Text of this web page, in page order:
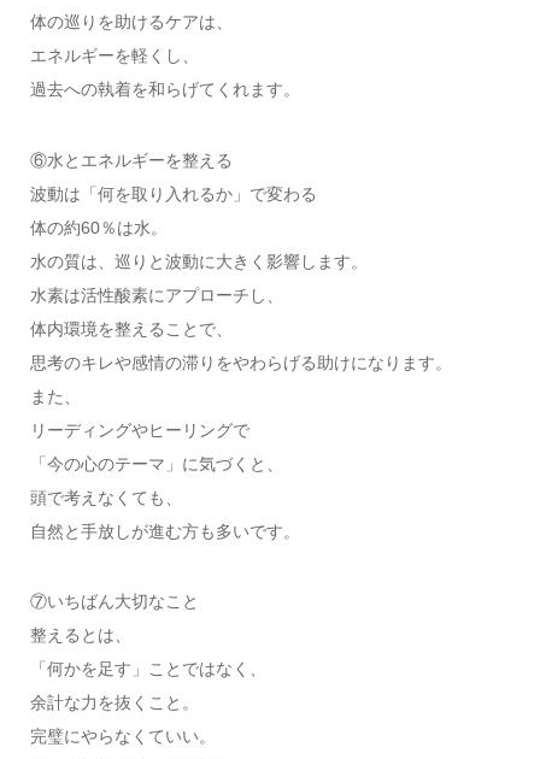
体の巡りを助けるケアは、
エネルギーを軽くし、
過去への執着を和らげてくれます。
⑥水とエネルギーを整える
波動は「何を取り入れるか」で変わる
体の約60％は水。
水の質は、巡りと波動に大きく影響します。
水素は活性酸素にアプローチし、
体内環境を整えることで、
思考のキレや感情の滞りをやわらげる助けになります。
また、
リーディングやヒーリングで
「今の心のテーマ」に気づくと、
頭で考えなくても、
自然と手放しが進む方も多いです。
⑦いちばん大切なこと
整えるとは、
「何かを足す」ことではなく、
余計な力を抜くこと。
完璧にやらなくていい。